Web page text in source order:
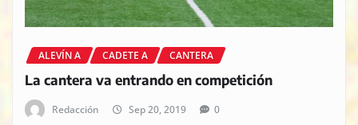
ALEVÍN A CADETE A CANTERA
La cantera va entrando en competición
Redacción Sep 20, 2019 0